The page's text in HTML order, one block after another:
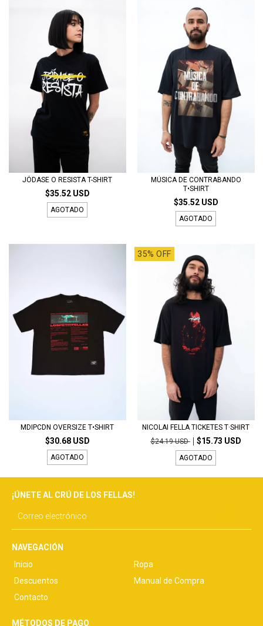
JÓDASE O RESISTA T-SHIRT
$35.52 USD
AGOTADO
MÚSICA DE CONTRABANDO
T•SHIRT
$35.52 USD
AGOTADO
MDIPCDN OVERSIZE T•SHIRT
$30.68 USD
AGOTADO
35% OFF
NICOLAI FELLA TICKETES T·SHIRT
$24.19 USD
$15.73 USD
AGOTADO
¡ÚNETE AL CRÚ DE LOS FELLAS!
NAVEGACIÓN
Inicio
Ropa
Descuentos
Manual de Compra
Contacto
MÉTODOS DE PAGO